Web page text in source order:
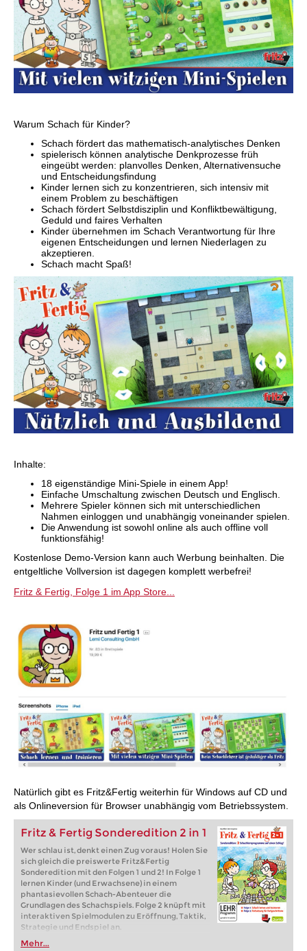
Warum Schach für Kinder?
Schach fördert das mathematisch-analytisches Denken
spielerisch können analytische Denkprozesse früh
eingeübt werden: planvolles Denken, Alternativensuche
und Entscheidungsfindung
Kinder lernen sich zu konzentrieren, sich intensiv mit
einem Problem zu beschäftigen
Schach fördert Selbstdisziplin und Konfliktbewältigung,
Geduld und faires Verhalten
Kinder übernehmen im Schach Verantwortung für Ihre
eigenen Entscheidungen und lernen Niederlagen zu
akzeptieren.
Schach macht Spaß!
Inhalte:
18 eigenständige Mini-Spiele in einem App!
Einfache Umschaltung zwischen Deutsch und Englisch.
Mehrere Spieler können sich mit unterschiedlichen
Nahmen einloggen und unabhängig voneinander spielen.
Die Anwendung ist sowohl online als auch offline voll
funktionsfähig!
Kostenlose Demo-Version kann auch Werbung beinhalten. Die
entgeltliche Vollversion ist dagegen komplett werbefrei!
Fritz & Fertig, Folge 1 im App Store...
Natürlich gibt es Fritz&Fertig weiterhin für Windows auf CD und
als Onlineversion für Browser unabhängig vom Betriebssystem.
Fritz & Fertig Sonderedition 2 in 1
Wer schlau ist, denkt einen Zug voraus! Holen Sie
sich gleich die preiswerte Fritz&Fertig
Sonderedition mit den Folgen 1 und 2! In Folge 1
lernen Kinder (und Erwachsene) in einem
phantasievollen Schach-Abenteuer die
Grundlagen des Schachspiels. Folge 2 knüpft mit
interaktiven Spielmodulen zu Eröffnung, Taktik,
Strategie und Endspiel an.
Mehr...